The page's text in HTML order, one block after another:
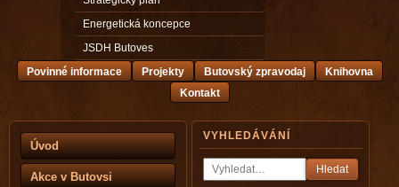
Úvod
Akce v Butovsi
VYHLEDÁVÁNÍ
Hledat
Energetická koncepce
JSDH Butoves
Povinné informace Projekty Butovský zpravodaj
Knihovna
Kontakt